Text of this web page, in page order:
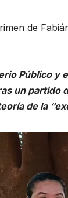
de
Público y
un partido
de la